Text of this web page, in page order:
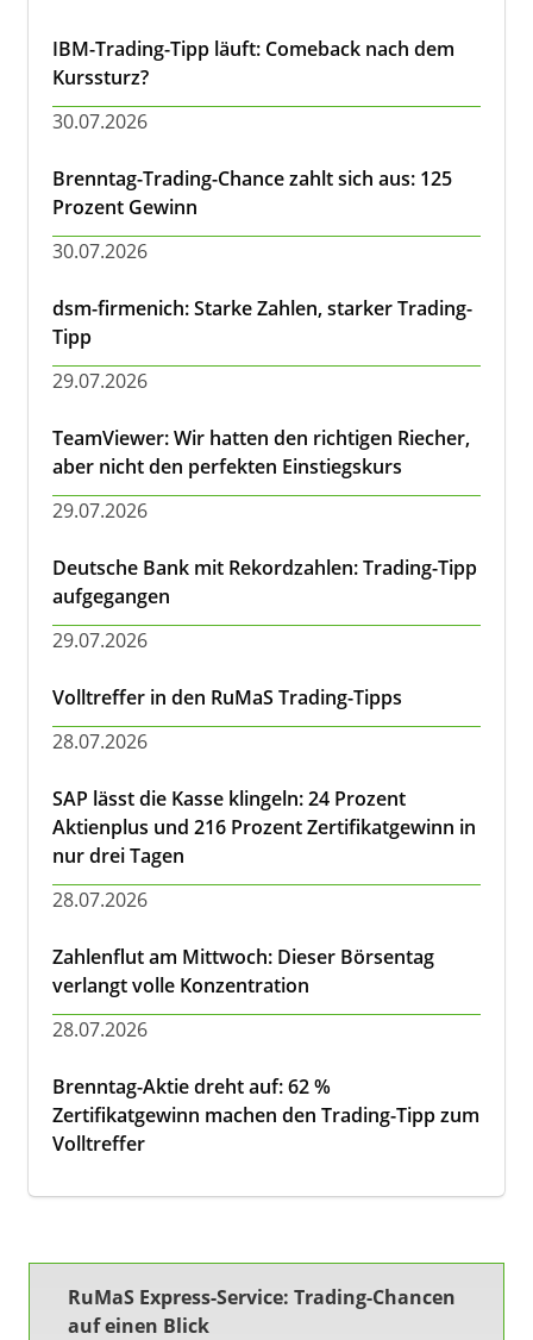
IBM-Trading-Tipp läuft: Comeback nach dem
Kurssturz?
30.07.2026
Brenntag-Trading-Chance zahlt sich aus: 125
Prozent Gewinn
30.07.2026
dsm-firmenich: Starke Zahlen, starker Trading-
Tipp
29.07.2026
TeamViewer: Wir hatten den richtigen Riecher,
aber nicht den perfekten Einstiegskurs
29.07.2026
Deutsche Bank mit Rekordzahlen: Trading-Tipp
aufgegangen
29.07.2026
Volltreffer in den RuMaS Trading-Tipps
28.07.2026
SAP lässt die Kasse klingeln: 24 Prozent
Aktienplus und 216 Prozent Zertifikatgewinn in
nur drei Tagen
28.07.2026
Zahlenflut am Mittwoch: Dieser Börsentag
verlangt volle Konzentration
28.07.2026
Brenntag-Aktie dreht auf: 62 %
Zertifikatgewinn machen den Trading-Tipp zum
Volltreffer
RuMaS Express-Service: Trading-Chancen
auf einen Blick